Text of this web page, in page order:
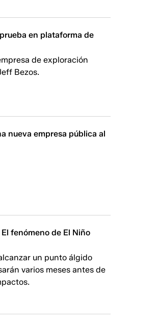
en plataforma de
de exploración
Bezos.
nueva empresa pública al
fenómeno de El Niño
un punto álgido
varios meses antes de